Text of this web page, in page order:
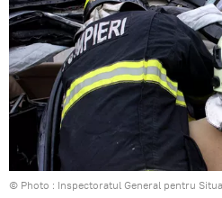
© Photo : Inspectoratul General pentru